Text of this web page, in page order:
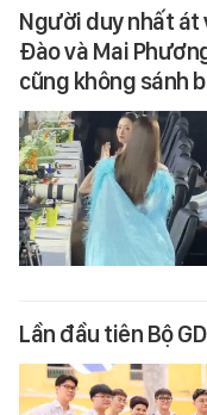
Người duy nhất át
Đào và Mai
cũng không sánh
Lần đầu tiên Bộ